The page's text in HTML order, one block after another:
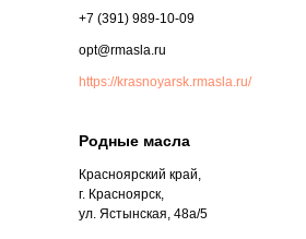
https://krasnoyarsk.rmasla.ru/
+7 (391) 989-10-09
opt@rmasla.ru
Родные масла
Красноярский край,
г. Красноярск,
ул. Ястынская, 48а/5